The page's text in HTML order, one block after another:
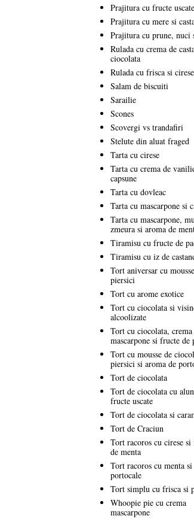
Prajitura cu fructe uscate
Prajitura cu mere si
Prajitura cu prune, nuci
Rulada cu crema de
ciocolata
Rulada cu frisca si cirese
Salam de biscuiti
Sarailie
Scones
Scovergi vs trandafiri
Stelute din aluat fraged
Tarta cu cirese
Tarta cu crema de
capsune
Tarta cu dovleac
Tarta cu mascarpone si
Tarta cu mascarpone,
zmeura si aroma de
Tiramisu cu fructe de
Tiramisu cu iz de
Tort aniversar cu
piersici
Tort cu arome exotice
Tort cu ciocolata si
alcoolizate
Tort cu ciocolata, crema
mascarpone si fructe de
Tort cu mousse de
piersici si aroma de
Tort de ciocolata
Tort de ciocolata cu
fructe uscate
Tort de ciocolata si
Tort de Craciun
Tort racoros cu cirese si
de menta
Tort racoros cu menta si
portocale
Tort simplu cu frisca si
Whoopie pie cu crema
mascarpone